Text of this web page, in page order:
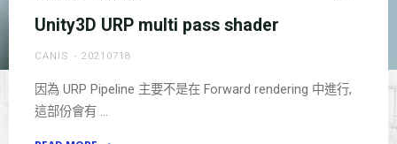
Unity3D URP multi pass shader
CANIS 20210718
因為 URP Pipeline 主要不是在 Forward rendering 中進行,
這部份會有 …